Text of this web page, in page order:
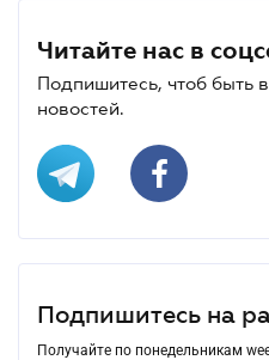
Читайте нас в
Подпишитесь, чтоб быть
новостей.
Подпишитесь на
Получайте по понедельникам